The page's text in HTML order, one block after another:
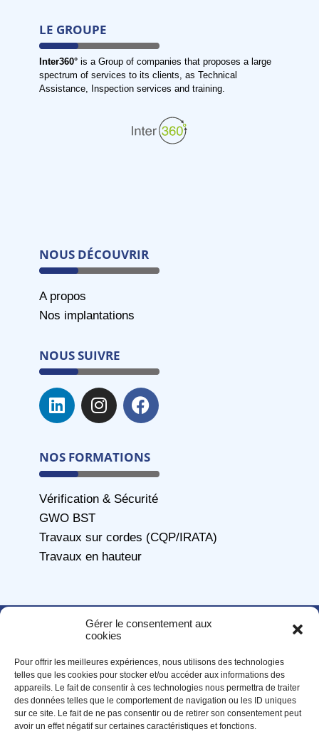
Gérer le consentement aux
cookies
Pour offrir les meilleures expériences, nous utilisons des technologies
telles que les cookies pour stocker et/ou accéder aux informations des
appareils. Le fait de consentir à ces technologies nous permettra de traiter
des données telles que le comportement de navigation ou les ID uniques
sur ce site. Le fait de ne pas consentir ou de retirer son consentement peut
avoir un effet négatif sur certaines caractéristiques et fonctions.
LE GROUPE
Inter360°is a Group of companies that proposes a large
spectrum of services to its clients, as Technical
Assistance, Inspection services and training.
NOUS DÉCOUVRIR
A propos
Nos implantations
NOUS SUIVRE
NOS FORMATIONS
Vérification & Sécurité
GWO BST
Travaux sur cordes (CQP/IRATA)
Travaux en hauteur
© Copyright 2026 ATIS. Tous droits réservés /
Mentions
légales–CGU